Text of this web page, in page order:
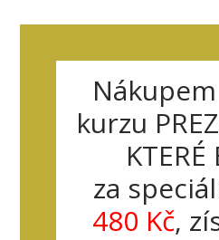
kurzu
KTERÉ
za
480 Kč,